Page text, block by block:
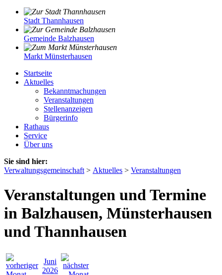
Stadt Thannhausen
Gemeinde Balzhausen
Markt Münsterhausen
Startseite
Aktuelles
Bekanntmachungen
Veranstaltungen
Stellenanzeigen
Bürgerinfo
Rathaus
Service
Über uns
Sie sind hier:
Verwaltungsgemeinschaft > Aktuelles > Veranstaltungen
Veranstaltungen und Termine
in Balzhausen, Münsterhausen
und Thannhausen
Juni
2026